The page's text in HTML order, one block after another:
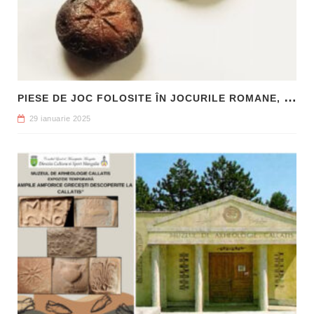
P
IESE DE JOC FOLOSITE ÎN JOCURILE ROMANE, DESCOPERITE LA HADRIANOPOLIS
29 ianuarie 2025